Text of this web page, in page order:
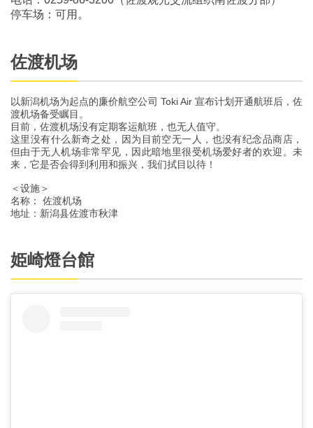
停车场：可用。
佐渡机场
以新潟机场为起点的廉价航空公司 Toki Air 宣布计划开通航班后，佐
渡机场备受瞩目。
目前，佐渡机场没有定期客运航班，也无人值守。
这里没有什么新奇之处，因为目前空无一人，也没有纪念品商店，
但由于无人机场非常罕见，因此暗地里很受机场爱好者的欢迎。未
来，它是否会得到利用和振兴，我们拭目以待！
＜设施＞
名称： 佐渡机场
地址：新潟县佐渡市秋津
姫崎燈台館